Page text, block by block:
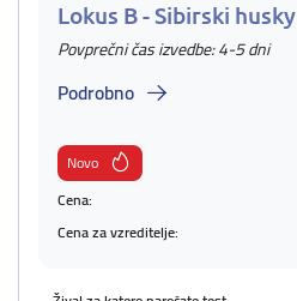
Lokus B - Sibirski husky
Povprečni čas izvedbe: 4-5 dni
Podrobno
Novo
Cena:
Cena za vzreditelje: